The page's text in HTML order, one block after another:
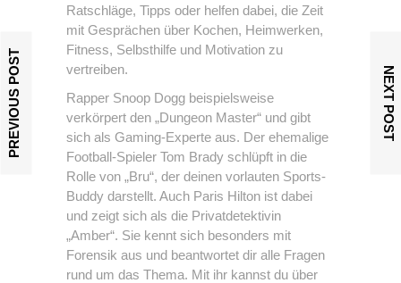
Ratschläge, Tipps oder helfen dabei, die Zeit
mit Gesprächen über Kochen, Heimwerken,
Fitness, Selbsthilfe und Motivation zu
vertreiben.
Rapper Snoop Dogg beispielsweise
verkörpert den „Dungeon Master“ und gibt
sich als Gaming-Experte aus. Der ehemalige
Football-Spieler Tom Brady schlüpft in die
Rolle von „Bru“, der deinen vorlauten Sports-
Buddy darstellt. Auch Paris Hilton ist dabei
und zeigt sich als die Privatdetektivin
„Amber“. Sie kennt sich besonders mit
Forensik aus und beantwortet dir alle Fragen
rund um das Thema. Mit ihr kannst du über
PREVIOUS POST NEXT POST